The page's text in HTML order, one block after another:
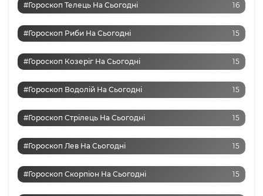
#Гороскоп Телець На Сьогодні 16
#Гороскоп Риби На Сьогодні 15
#Гороскоп Козеріг На Сьогодні 15
#Гороскоп Водолій На Сьогодні 15
#Гороскоп Стрілець На Сьогодні 15
#Гороскоп Лев На Сьогодні 15
#Гороскоп Скорпіон На Сьогодні 15